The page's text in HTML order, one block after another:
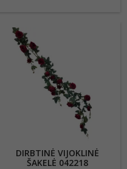
DIRBTINĖ VIJOKLINĖ
ŠAKELĖ 042218